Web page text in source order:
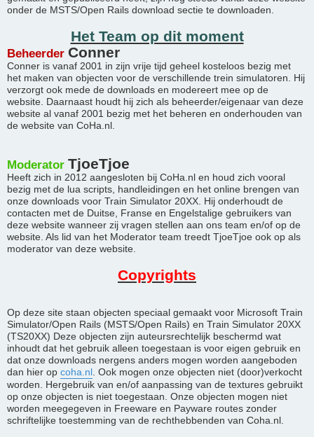
onder de MSTS/Open Rails download sectie te downloaden.
Het Team op dit moment
Beheerder Conner
Conner is vanaf 2001 in zijn vrije tijd geheel kosteloos bezig met
het maken van objecten voor de verschillende trein simulatoren. Hij
verzorgt ook mede de downloads en modereert mee op de
website. Daarnaast houdt hij zich als beheerder/eigenaar van deze
website al vanaf 2001 bezig met het beheren en onderhouden van
de website van CoHa.nl.
Moderator TjoeTjoe
Heeft zich in 2012 aangesloten bij CoHa.nl en houd zich vooral
bezig met de lua scripts, handleidingen en het online brengen van
onze downloads voor Train Simulator 20XX. Hij onderhoudt de
contacten met de Duitse, Franse en Engelstalige gebruikers van
deze website wanneer zij vragen stellen aan ons team en/of op de
website. Als lid van het Moderator team treedt TjoeTjoe ook op als
moderator van deze website.
Copyrights
Op deze site staan objecten speciaal gemaakt voor Microsoft Train
Simulator/Open Rails (MSTS/Open Rails) en Train Simulator 20XX
(TS20XX) Deze objecten zijn auteursrechtelijk beschermd wat
inhoudt dat het gebruik alleen toegestaan is voor eigen gebruik en
dat onze downloads nergens anders mogen worden aangeboden
dan hier op coha.nl . Ook mogen onze objecten niet (door)verkocht
worden. Hergebruik van en/of aanpassing van de textures gebruikt
op onze objecten is niet toegestaan. Onze objecten mogen niet
worden meegegeven in Freeware en Payware routes zonder
schriftelijke toestemming van de rechthebbenden van Coha.nl.